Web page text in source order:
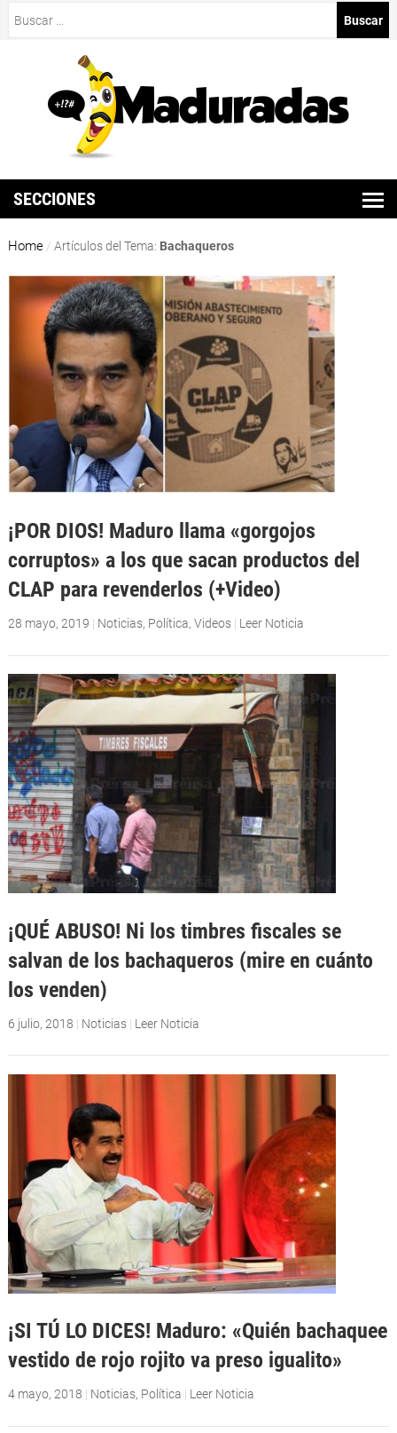
SECCIONES
Home / Artículos del Tema: Bachaqueros
¡POR DIOS! Maduro llama «gorgojos
corruptos» a los que sacan productos del
CLAP para revenderlos (+Video)
28 mayo, 2019 | Noticias, Política, Videos | Leer Noticia
¡QUÉ ABUSO! Ni los timbres fiscales se
salvan de los bachaqueros (mire en cuánto
los venden)
6 julio, 2018 | Noticias | Leer Noticia
¡SI TÚ LO DICES! Maduro: «Quién bachaquee
vestido de rojo rojito va preso igualito»
4 mayo, 2018 | Noticias, Política | Leer Noticia